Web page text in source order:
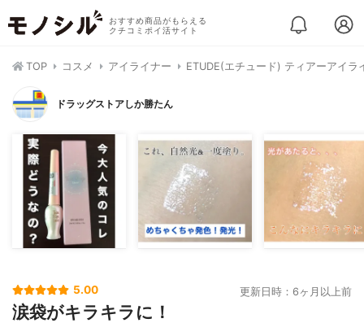
おすすめ商品がもらえる
クチコミポイ活サイト
TOP コスメ アイライナー ETUDE(エチュード) ティアーアイラ
ドラッグストアしか勝たん
5.00 更新日時：6ヶ月以上前
涙袋がキラキラに！